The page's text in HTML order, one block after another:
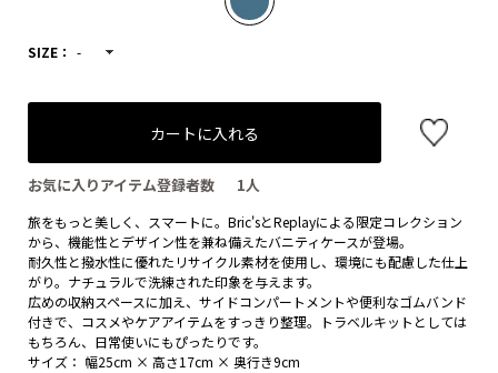
SIZE： -
カートに入れる
お気に入りアイテム登録者数 1人
旅をもっと美しく、スマートに。Bric'sとReplayによる限定コレクション
から、機能性とデザイン性を兼ね備えたバニティケースが登場。
耐久性と撥水性に優れたリサイクル素材を使用し、環境にも配慮した仕上
がり。ナチュラルで洗練された印象を与えます。
広めの収納スペースに加え、サイドコンパートメントや便利なゴムバンド
付きで、コスメやケアアイテムをすっきり整理。トラベルキットとしては
もちろん、日常使いにもぴったりです。
サイズ： 幅25cm × 高さ17cm × 奥行き9cm